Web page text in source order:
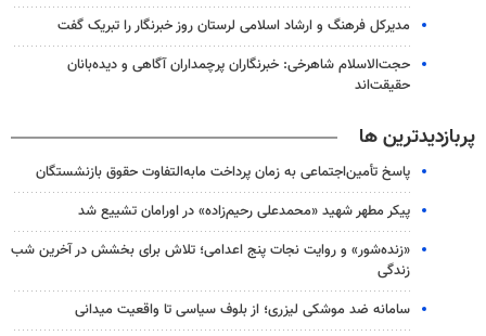
مدیرکل فرهنگ و ارشاد اسلامی لرستان روز خبرنگار را تبریک گفت
حجت‌الاسلام شاهرخی: خبرنگاران پرچمداران آگاهی و دیده‌بانان
حقیقت‌اند
پربازدیدترین ها
پاسخ تأمین‌اجتماعی به زمان پرداخت مابه‌التفاوت حقوق بازنشستگان
پیکر مطهر شهید «محمدعلی رحیم‌زاده» در اورامان تشییع شد
«زنده‌شور» و روایت نجات پنج اعدامی؛ تلاش برای بخشش در آخرین شب
زندگی
سامانه ضد موشکی لیزری؛ از بلوف سیاسی تا واقعیت میدانی